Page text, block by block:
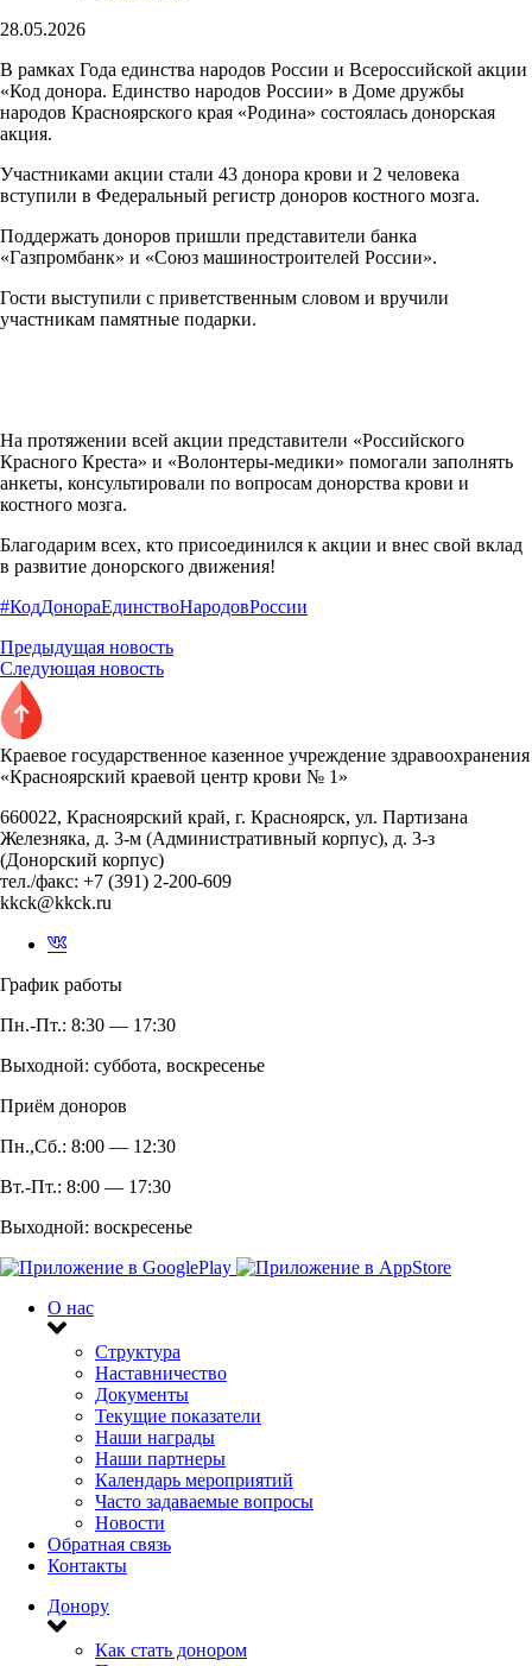
28.05.2026
В рамках Года единства народов России и Всероссийской акции
«Код донора. Единство народов России» в Доме дружбы
народов Красноярского края «Родина» состоялась донорская
акция.
Участниками акции стали 43 донора крови и 2 человека
вступили в Федеральный регистр доноров костного мозга.
Поддержать доноров пришли представители банка
«Газпромбанк» и «Союз машиностроителей России».
Гости выступили с приветственным словом и вручили
участникам памятные подарки.
На протяжении всей акции представители «Российского
Красного Креста» и «Волонтеры-медики» помогали заполнять
анкеты, консультировали по вопросам донорства крови и
костного мозга.
Благодарим всех, кто присоединился к акции и внес свой вклад
в развитие донорского движения!
#КодДонораЕдинствоНародовРоссии
Предыдущая новость
Следующая новость
Краевое государственное казенное учреждение здравоохранения
«Красноярский краевой центр крови № 1»
660022, Красноярский край, г. Красноярск, ул. Партизана
Железняка, д. 3-м (Административный корпус), д. 3-з
(Донорский корпус)
тел./факс: +7 (391) 2-200-609
kkck@kkck.ru
График работы
Пн.-Пт.: 8:30 — 17:30
Выходной: суббота, воскресенье
Приём доноров
Пн.,Сб.: 8:00 — 12:30
Вт.-Пт.: 8:00 — 17:30
Выходной: воскресенье
О нас
Структура
Наставничество
Документы
Текущие показатели
Наши награды
Наши партнеры
Календарь мероприятий
Часто задаваемые вопросы
Новости
Обратная связь
Контакты
Донору
Как стать донором